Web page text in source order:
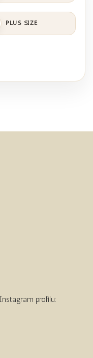
PLUS SIZE
profilu: